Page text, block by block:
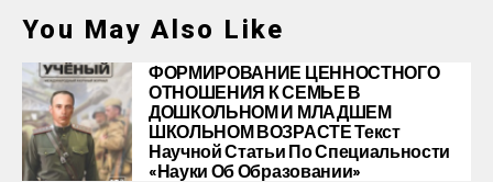
You May Also Like
ФОРМИРОВАНИЕ ЦЕННОСТНОГО
ОТНОШЕНИЯ К СЕМЬЕ В
ДОШКОЛЬНОМ И МЛАДШЕМ
ШКОЛЬНОМ ВОЗРАСТЕ Текст
Научной Статьи По Специальности
«Науки Об Образовании»